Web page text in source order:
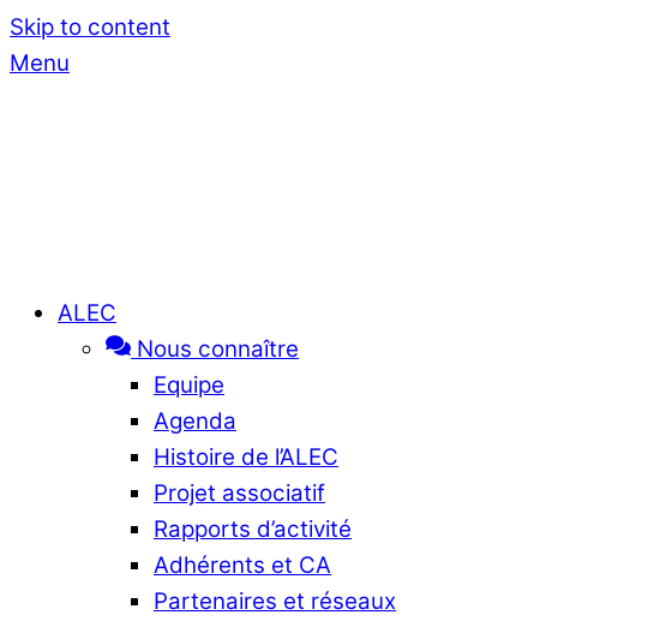
Skip to content
Menu
ALEC
Nous connaître
Equipe
Agenda
Histoire de l’ALEC
Projet associatif
Rapports d’activité
Adhérents et CA
Partenaires et réseaux